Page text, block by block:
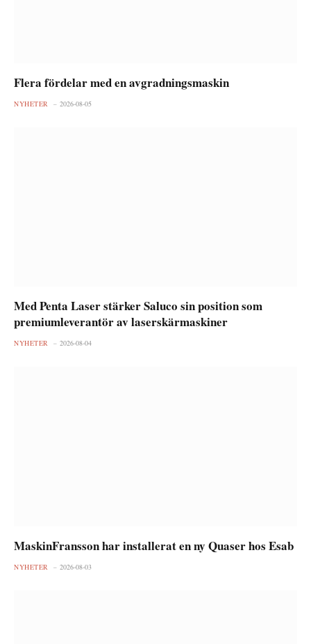
Flera fördelar med en avgradningsmaskin
NYHETER 2026-08-05
Med Penta Laser stärker Saluco sin position som
premiumleverantör av laserskärmaskiner
NYHETER 2026-08-04
MaskinFransson har installerat en ny Quaser hos Esab
NYHETER 2026-08-03